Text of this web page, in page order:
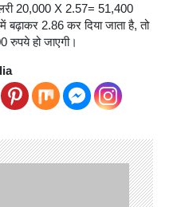
20,000 X 2.57= 51,400
2.86 कर दिया जाता है, तो
रुपये हो जाएगी।